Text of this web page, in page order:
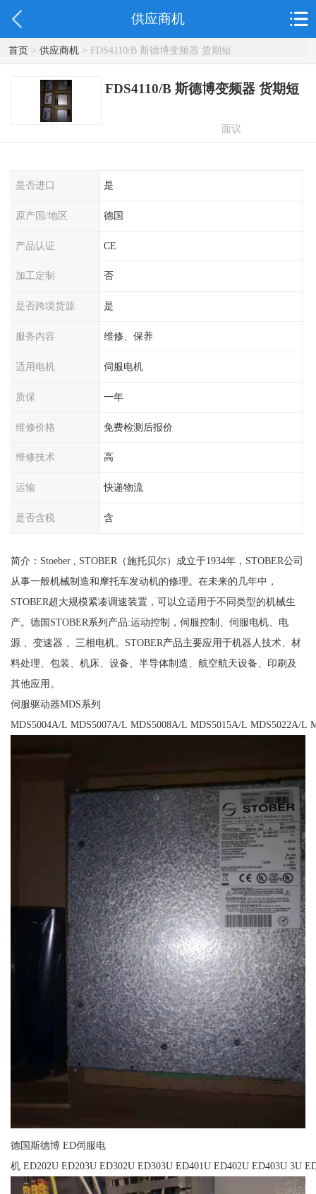
供应商机
首页> 供应商机> FDS4110/B 斯德博变频器 货期短
FDS4110/B 斯德博变频器 货期短
面议
是否进口 是
原产国/地区 德国
产品认证 CE
加工定制 否
是否跨境货源 是
服务内容 维修、保养
适用电机 伺服电机
质保 一年
维修价格 免费检测后报价
维修技术 高
运输 快递物流
是否含税 含
简介：Stoeber , STOBER（施托贝尔）成立于1934年，STOBER公司
从事一般机械制造和摩托车发动机的修理。在未来的几年中，
STOBER超大规模紧凑调速装置，可以立适用于不同类型的机械生
产。德国STOBER系列产品:运动控制，伺服控制、伺服电机、电
源 、变速器 、三相电机。STOBER产品主要应用于机器人技术、材
料处理、包装、机床、设备、半导体制造、航空航天设备、印刷及
其他应用。
伺服驱动器MDS系列
MDS5004A/L MDS5007A/L MDS5008A/L MDS5015A/L MDS5022A/
德国斯德博 ED伺服电
机 ED202U ED203U ED302U ED303U ED401U ED402U ED403U 3U